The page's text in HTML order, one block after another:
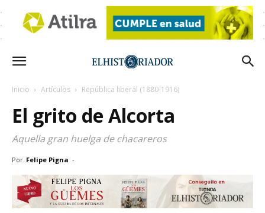
Inicio Artículos República liberal (1880-1916)
El grito de Alcorta
Aquella gran huelga de chacareros
Por Felipe Pigna -